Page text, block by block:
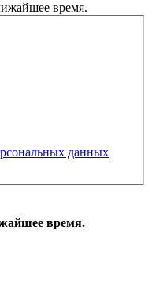
время.
данных
время.